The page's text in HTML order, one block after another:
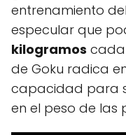
entrenamiento
especular que
kilogramos cada
de Goku radica
capacidad para
en el peso de las